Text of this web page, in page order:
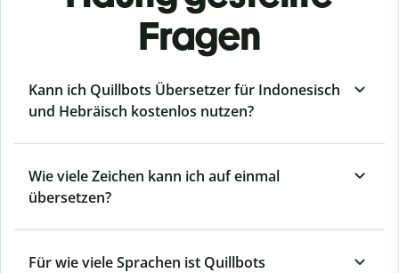
Fragen
Kann ich Quillbots Übersetzer für Indonesisch
und Hebräisch kostenlos nutzen?
Wie viele Zeichen kann ich auf einmal
übersetzen?
Für wie viele Sprachen ist Quillbots